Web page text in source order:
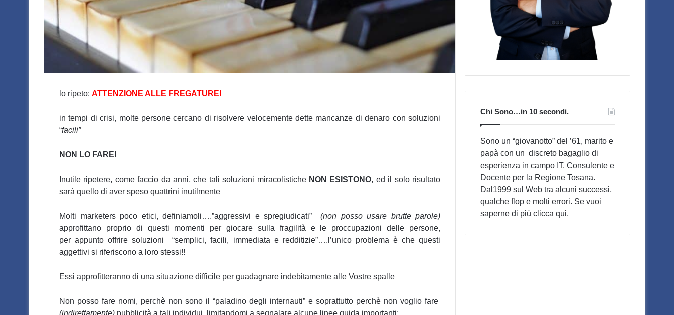
lo ripeto: ATTENZIONE ALLE FREGATURE!
in tempi di crisi, molte persone cercano di risolvere velocemente dette mancanze di denaro con soluzioni
“facili”
NON LO FARE!
Inutile ripetere, come faccio da anni, che tali soluzioni miracolistiche NON ESISTONO, ed il solo risultato
sarà quello di aver speso quattrini inutilmente
Molti marketers poco etici, definiamoli….”aggressivi e spregiudicati”
(non posso usare brutte parole)
approfittano proprio di questi momenti per giocare sulla fragilità e le proccupazioni delle persone,
per appunto offrire soluzioni “semplici, facili, immediata e redditizie”….l’unico problema è che questi
aggettivi si riferiscono a loro stessi!!
Essi approfitteranno di una situazione difficile per guadagnare indebitamente alle Vostre spalle
Non posso fare nomi, perchè non sono il “paladino degli internauti” e soprattutto perchè non voglio fare
(indirettamente) pubblicità a tali individui, limitandomi a segnalare alcune linee guida importanti:
Chi Sono…in 10 secondi.
Sono un “giovanotto” del ’61, marito e
papà con un discreto bagaglio di
esperienza in campo IT. Consulente e
Docente per la Regione Tosana.
Dal1999 sul Web tra alcuni successi,
qualche flop e molti errori. Se vuoi
saperne di più clicca qui.